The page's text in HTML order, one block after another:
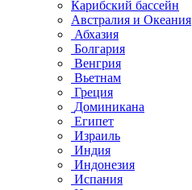
Карибский бассейн
Австралия и Океания
Абхазия
Болгария
Венгрия
Вьетнам
Греция
Доминикана
Египет
Израиль
Индия
Индонезия
Испания